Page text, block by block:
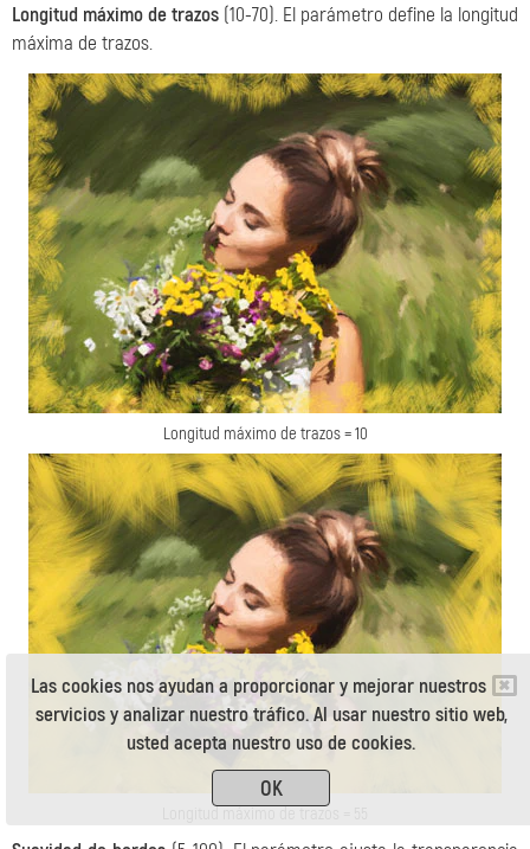
Las cookies nos ayudan a proporcionar y mejorar nuestros
servicios y analizar nuestro tráfico. Al usar nuestro sitio web,
usted acepta nuestro uso de cookies.
OK
Longitud máximo de trazos (10-70). El parámetro define la longitud
máxima de trazos.
Longitud máximo de trazos = 10
Longitud máximo de trazos = 55